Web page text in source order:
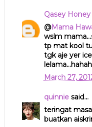
Qasey Honey
@Mama
wslm
tp mat kool
tgk aje yer
March 27,
quinniesaid...
teringat
buatkan